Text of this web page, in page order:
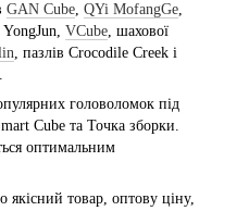
GAN Cube, QYi MofangGe,
VCube, шахової
, пазлів Crocodile Creek і
.
головоломок під
Cube та Точка зборки.
оптимальним
товар, оптову ціну,